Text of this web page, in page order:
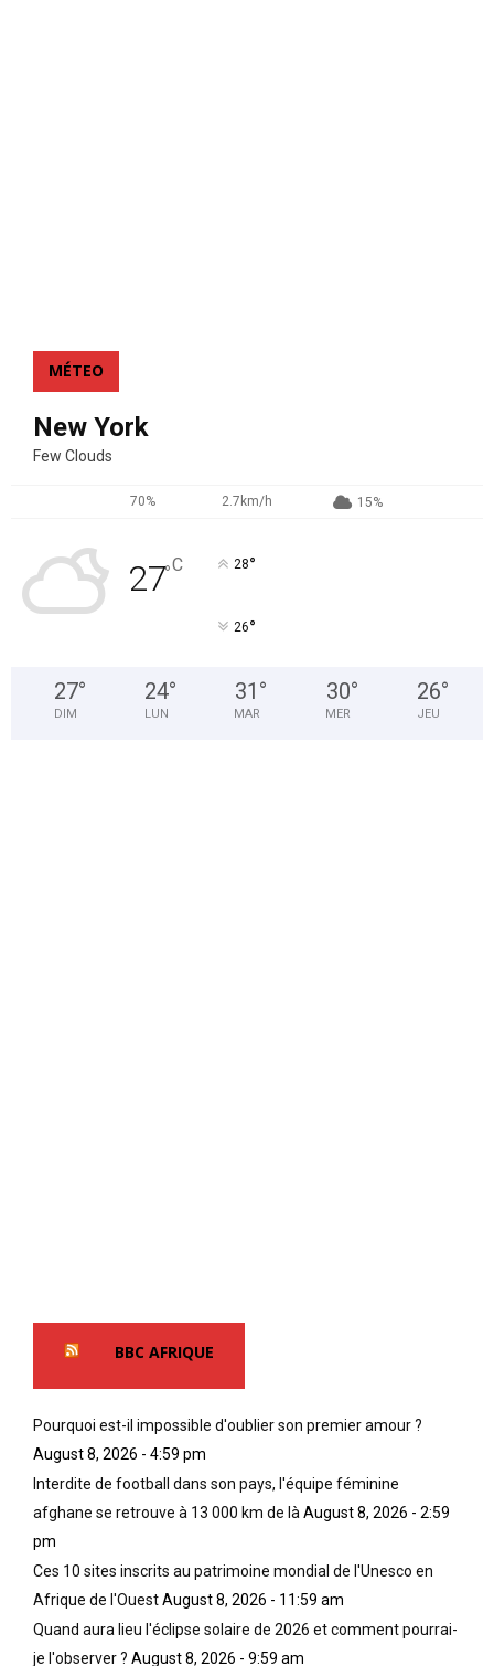
MÉTEO
New York
Few Clouds
70% 2.7km/h 15%
27°C 28°
26°
27°
DIM
24°
LUN
31 °
MAR
30°
MER
26°
JEU
BBC AFRIQUE
Pourquoi est-il impossible d'oublier son premier amour ?
August 8, 2026 - 4:59 pm
Interdite de football dans son pays, l'équipe féminine
afghane se retrouve à 13 000 km de làAugust 8, 2026 - 2:59
pm
Ces 10 sites inscrits au patrimoine mondial de l'Unesco en
Afrique de l'OuestAugust 8, 2026 - 11:59 am
Quand aura lieu l'éclipse solaire de 2026 et comment pourrai-
je l'observer ? August 8, 2026 - 9:59 am